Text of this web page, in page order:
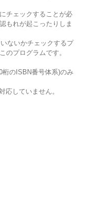
チェックすることが必
もれが起こったりしま
ないかチェックするプ
のプログラムです。
のISBN番号体系)のみ
応していません。